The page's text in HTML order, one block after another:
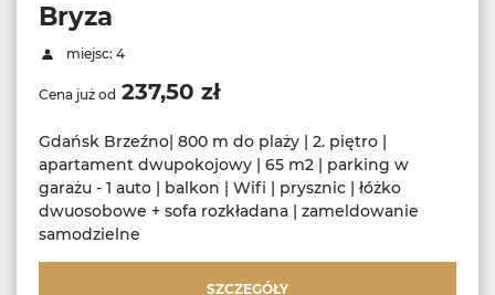
Bryza
miejsc: 4
Cena już od 237,50 zł
Gdańsk Brzeźno| 800 m do plaży | 2. piętro |
apartament dwupokojowy | 65 m2 | parking w
garażu - 1 auto | balkon | Wifi | prysznic | łóżko
dwuosobowe + sofa rozkładana | zameldowanie
samodzielne
SZCZEGÓŁY